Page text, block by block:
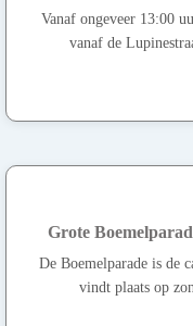
Vanaf ongeveer 13:00
vanaf de
Grote
De Boemelparade is de
vindt plaats op